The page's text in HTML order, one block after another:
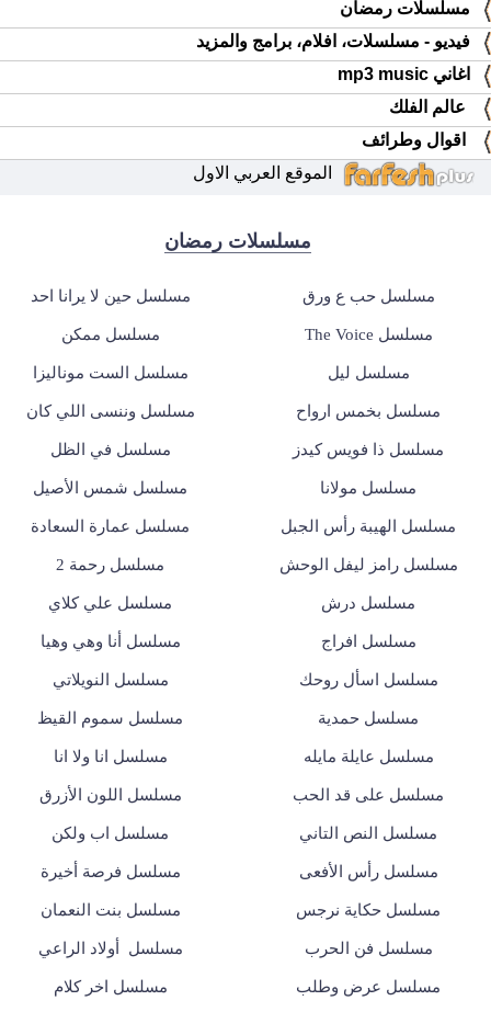
مسلسلات رمضان
فيديو - مسلسلات، افلام، برامج والمزيد
اغاني mp3 music
عالم الفلك
اقوال وطرائف
الموقع العربي الاول
مسلسلات رمضان
مسلسل حب ع ورق مسلسل حين لا يرانا احد
مسلسل The Voice مسلسل ممكن
مسلسل ليل مسلسل الست موناليزا
مسلسل بخمس ارواح مسلسل وننسى اللي كان
مسلسل ذا فويس كيدز مسلسل في الظل
مسلسل مولانا مسلسل شمس الأصيل
مسلسل الهيبة رأس الجبل مسلسل عمارة السعادة
مسلسل رامز ليفل الوحش مسلسل رحمة 2
مسلسل درش مسلسل علي كلاي
مسلسل افراج مسلسل أنا وهي وهيا
مسلسل اسأل روحك مسلسل النويلاتي
مسلسل حمدية مسلسل سموم القيظ
مسلسل عايلة مايله مسلسل انا ولا انا
مسلسل على قد الحب مسلسل اللون الأزرق
مسلسل النص التاني مسلسل اب ولكن
مسلسل رأس الأفعى مسلسل فرصة أخيرة
مسلسل حكاية نرجس مسلسل بنت النعمان
مسلسل فن الحرب مسلسل أولاد الراعي
مسلسل عرض وطلب مسلسل اخر كلام